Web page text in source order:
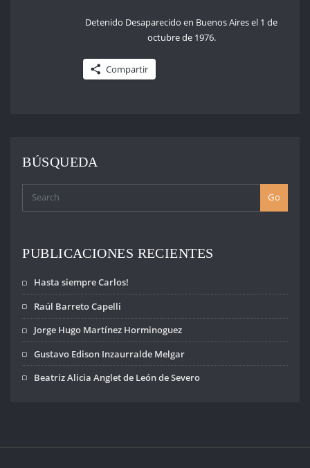
Detenido Desaparecido en Buenos Aires el 1 de
octubre de 1976.
Compartir
BÚSQUEDA
Go
PUBLICACIONES RECIENTES
Hasta siempre Carlos!
Raúl Barreto Capelli
Jorge Hugo Martínez Horminoguez
Gustavo Edison Inzaurralde Melgar
Beatriz Alicia Anglet de León de Severo